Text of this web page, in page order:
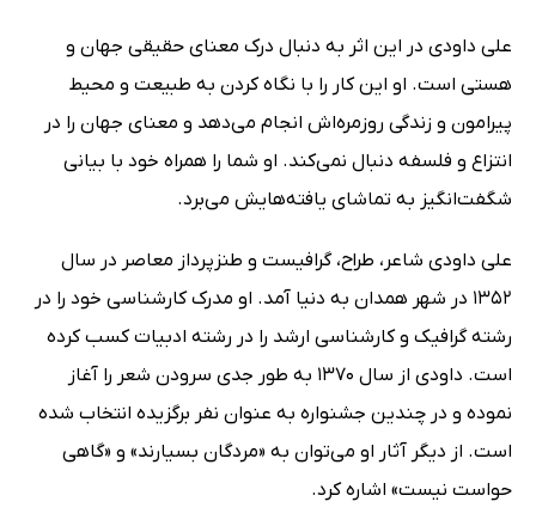
علی داودی در این اثر به دنبال درک معنای حقیقی جهان و
هستی است. او این کار را با نگاه کردن به طبیعت و محیط
پیرامون و زندگی روزمره‌اش انجام می‌دهد و معنای جهان را در
انتزاع و فلسفه دنبال نمی‌کند. او شما را همراه خود با بیانی
شگفت‌‏انگیز به تماشای یافته‏‌هایش می‌برد.
علی داودی شاعر، طراح، گرافیست و طنزپرداز معاصر در سال
1352 در شهر همدان به دنیا آمد. او مدرک کارشناسی خود را در
رشته گرافیک و کارشناسی ارشد را در رشته ادبیات کسب کرده
است. داودی از سال 1370 به طور جدی سرودن شعر را آغاز
نموده و در چندین جشنواره به عنوان نفر برگزیده انتخاب شده
است. از دیگر آثار او می‌توان به «مردگان بسیارند» و «گاهی
حواست نیست» اشاره کرد.